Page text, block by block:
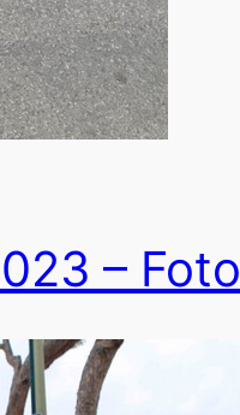
– Foto